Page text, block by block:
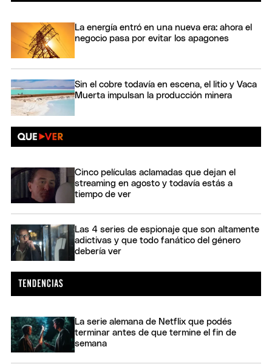
La energía entró en una nueva era: ahora el
negocio pasa por evitar los apagones
Sin el cobre todavía en escena, el litio y Vaca
Muerta impulsan la producción minera
Cinco películas aclamadas que dejan el
streaming en agosto y todavía estás a
tiempo de ver
Las 4 series de espionaje que son altamente
adictivas y que todo fanático del género
debería ver
La serie alemana de Netflix que podés
terminar antes de que termine el fin de
semana